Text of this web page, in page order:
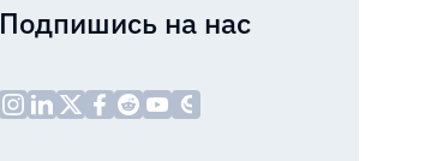
Подпишись на нас